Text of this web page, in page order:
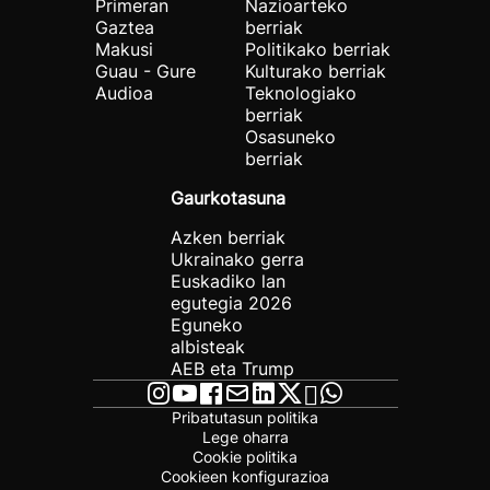
Primeran
Gaztea
Makusi
Guau - Gure
Audioa
Nazioarteko
berriak
Politikako berriak
Kulturako berriak
Teknologiako
berriak
Osasuneko
berriak
Gaurkotasuna
Azken berriak
Ukrainako gerra
Euskadiko lan
egutegia 2026
Eguneko
albisteak
AEB eta Trump
Pribatutasun politika
Lege oharra
Cookie politika
Cookieen konfigurazioa